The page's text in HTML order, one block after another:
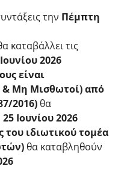
την Πέμπτη
καταβάλλει τις
2026
είναι
& Μη Μισθωτοί) από
2016) θα
Ιουνίου 2026
του ιδιωτικού τομέα
θα καταβληθούν